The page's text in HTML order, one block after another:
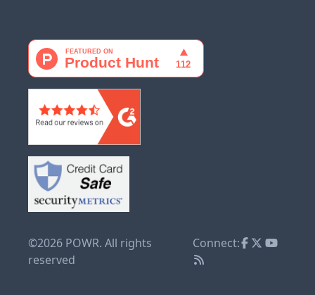
©2026 POWR. All rights
reserved
Connect: